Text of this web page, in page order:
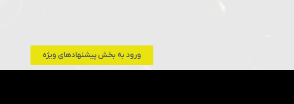
ورود به بخش پیشنهادهای ویژه